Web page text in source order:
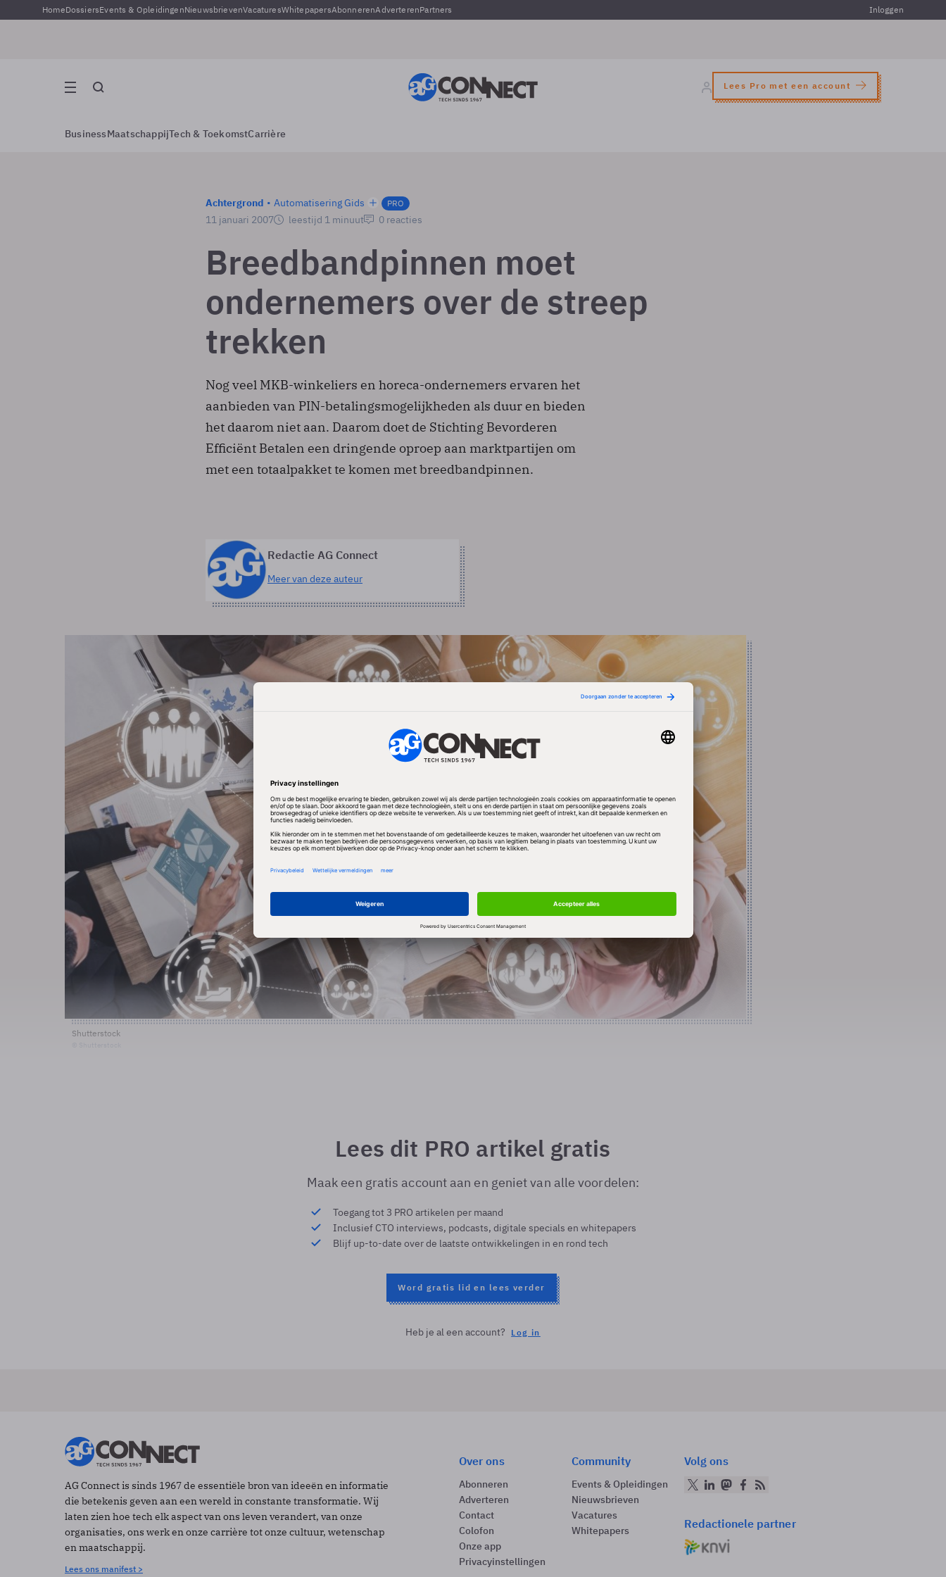
HomeDossiersEvents & OpleidingenNieuwsbrievenVacaturesWhitepapersAbonnerenAdverterenPartners Inloggen
Lees Pro met een account
BusinessMaatschappijTech & ToekomstCarrière
Achtergrond Automatisering Gids PRO
11 januari 2007 leestijd 1 minuut 0 reacties
Breedbandpinnen moet
ondernemers over de streep
trekken
Nog veel MKB-winkeliers en horeca-ondernemers ervaren het
aanbieden van PIN-betalingsmogelijkheden als duur en bieden
het daarom niet aan. Daarom doet de Stichting Bevorderen
Efficiënt Betalen een dringende oproep aan marktpartijen om
met een totaalpakket te komen met breedbandpinnen.
Redactie AG Connect
Meer van deze auteur
Shutterstock
Lees dit PRO artikel gratis
Maak een gratis account aan en geniet van alle voordelen:
Toegang tot 3 PRO artikelen per maand
Inclusief CTO interviews, podcasts, digitale specials en whitepapers
Blijf up-to-date over de laatste ontwikkelingen in en rond tech
Word gratis lid en lees verder
Heb je al een account? Log in
AG Connect is sinds 1967 de essentiële bron van ideeën en informatie
die betekenis geven aan een wereld in constante transformatie. Wij
laten zien hoe tech elk aspect van ons leven verandert, van onze
organisaties, ons werk en onze carrière tot onze cultuur, wetenschap
en maatschappij.
Lees ons manifest >
Over ons
Abonneren
Adverteren
Contact
Colofon
Onze app
Privacyinstellingen
Community
Events & Opleidingen
Nieuwsbrieven
Vacatures
Whitepapers
Volg ons
Redactionele partner